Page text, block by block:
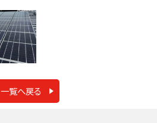
一覧へ戻る